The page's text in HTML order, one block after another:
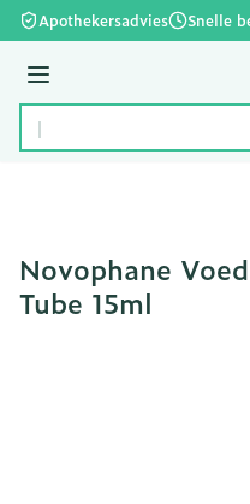
Ga naar de inhoud
Apothekersadvies Snelle
Menu
Product, merk,
Novophane
Tube 15ml